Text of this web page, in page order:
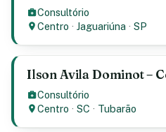
Consultório
Centro ·Jaguariúna ·SP
Ilson Avila Dominot –
Consultório
Centro ·SC · Tubarão